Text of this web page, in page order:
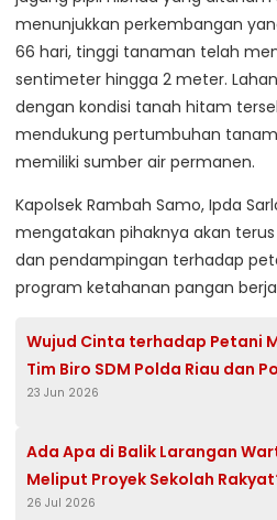
menunjukkan perkembangan
66 hari, tinggi tanaman telah
sentimeter hingga 2 meter.
dengan kondisi tanah hitam
mendukung pertumbuhan
memiliki sumber air permanen.
Kapolsek Rambah Samo, Ipda
mengatakan pihaknya akan
dan pendampingan terhadap
program ketahanan pangan
Wujud Cinta terhadap Petani
Tim Biro SDM Polda Riau dan
Rambah Samo Tinjau
23 Jun 2026
Ada Apa di Balik Larangan
Meliput Proyek Sekolah
Sebenarnya Disembunyikan?
26 Jul 2026